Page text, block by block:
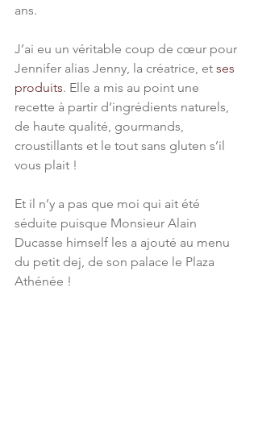
ans.
J’ai eu un véritable coup de cœur pour
Jennifer alias Jenny, la créatrice, et ses
produits. Elle a mis au point une
recette à partir d’ingrédients naturels,
de haute qualité, gourmands,
croustillants et le tout sans gluten s’il
vous plait !
Et il n’y a pas que moi qui ait été
séduite puisque Monsieur Alain
Ducasse himself les a ajouté au menu
du petit dej, de son palace le Plaza
Athénée !